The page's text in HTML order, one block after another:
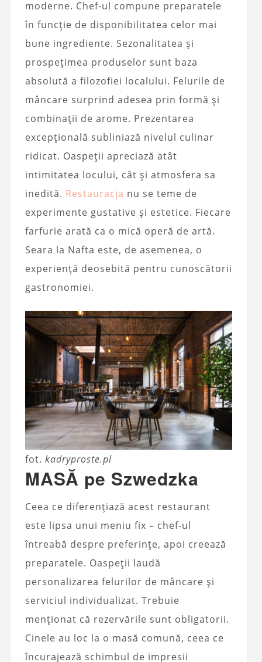
moderne. Chef-ul compune preparatele
în funcție de disponibilitatea celor mai
bune ingrediente. Sezonalitatea și
prospețimea produselor sunt baza
absolută a filozofiei localului. Felurile de
mâncare surprind adesea prin formă și
combinații de arome. Prezentarea
excepțională subliniază nivelul culinar
ridicat. Oaspeții apreciază atât
intimitatea locului, cât și atmosfera sa
inedită. Restauracja nu se teme de
experimente gustative și estetice. Fiecare
farfurie arată ca o mică operă de artă.
Seara la Nafta este, de asemenea, o
experiență deosebită pentru cunoscătorii
gastronomiei.
fot. kadryproste.pl
MASĂ pe Szwedzka
Ceea ce diferențiază acest restaurant
este lipsa unui meniu fix – chef-ul
întreabă despre preferințe, apoi creează
preparatele. Oaspeții laudă
personalizarea felurilor de mâncare și
serviciul individualizat. Trebuie
menționat că rezervările sunt obligatorii.
Cinele au loc la o masă comună, ceea ce
încurajează schimbul de impresii